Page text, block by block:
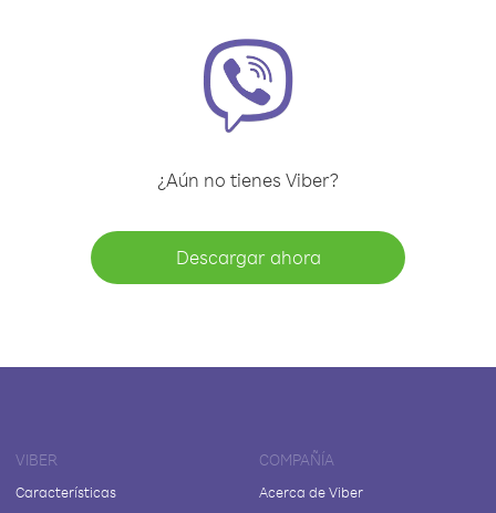
¿Aún no tienes Viber?
Descargar ahora
VIBER
Características
COMPAÑÍA
Acerca de Viber